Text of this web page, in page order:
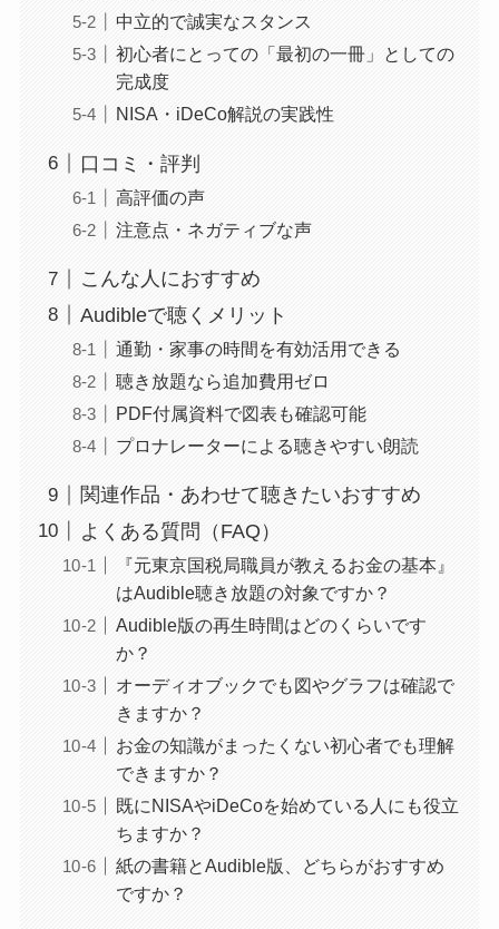
中立的で誠実なスタンス
初心者にとっての「最初の一冊」としての
完成度
NISA・iDeCo解説の実践性
口コミ・評判
高評価の声
注意点・ネガティブな声
こんな人におすすめ
Audibleで聴くメリット
通勤・家事の時間を有効活用できる
聴き放題なら追加費用ゼロ
PDF付属資料で図表も確認可能
プロナレーターによる聴きやすい朗読
関連作品・あわせて聴きたいおすすめ
よくある質問（FAQ）
『元東京国税局職員が教えるお金の基本』
はAudible聴き放題の対象ですか？
Audible版の再生時間はどのくらいです
か？
オーディオブックでも図やグラフは確認で
きますか？
お金の知識がまったくない初心者でも理解
できますか？
既にNISAやiDeCoを始めている人にも役立
ちますか？
紙の書籍とAudible版、どちらがおすすめ
ですか？